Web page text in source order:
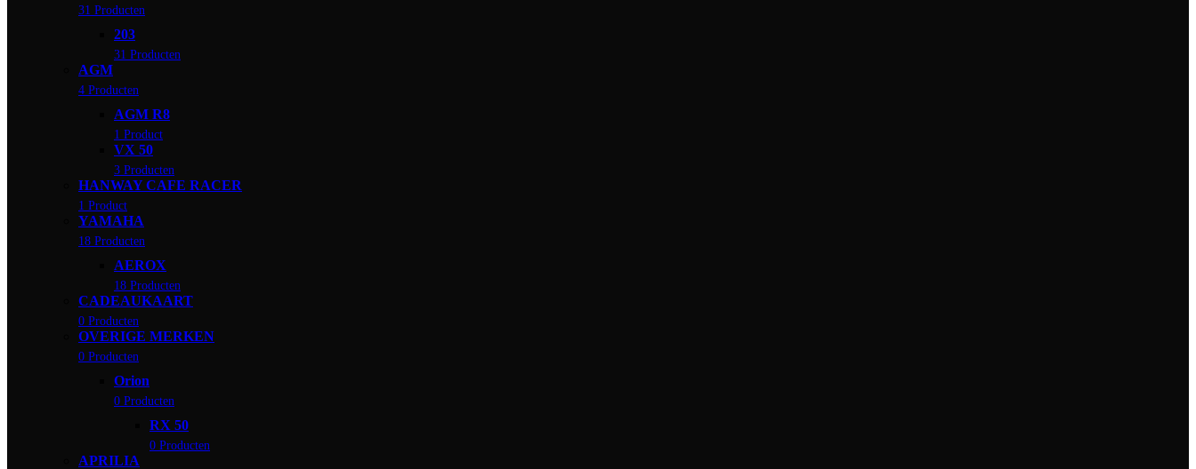
31 Producten
203
31 Producten
AGM
4 Producten
AGM R8
1 Product
VX 50
3 Producten
HANWAY CAFE RACER
1 Product
YAMAHA
18 Producten
AEROX
18 Producten
CADEAUKAART
0 Producten
OVERIGE MERKEN
0 Producten
Orion
0 Producten
RX 50
0 Producten
APRILIA